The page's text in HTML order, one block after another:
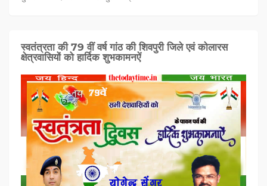
स्वतंत्रता की 79 वीं वर्ष गांठ की शिवपुरी जिले एवं कोलारस
क्षेत्रवासियों को हार्दिक शुभकामनऐं